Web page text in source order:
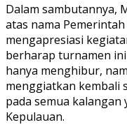
Dalam sambutannya,
atas nama
mengapresiasi
berharap turnamen
hanya menghibur,
menggiatkan kembali
pada semua kalangan
Kepulauan.